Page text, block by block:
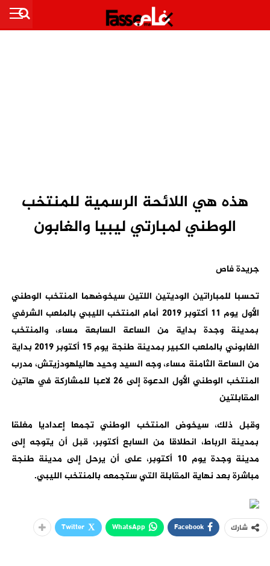
هذه هي اللائحة الرسمية للمنتخب
الوطني لمبارتي ليبيا والغابون
جريدة فاص
تحسبا للمباراتين الوديتين اللتين سيخوضهما المنتخب الوطني
الأول يوم 11 أكتوبر 2019 أمام المنتخب الليبي بالملعب الشرفي
بمدينة وجدة بداية من الساعة السابعة مساء، والمنتخب
الغابوني بالملعب الكبير بمدينة طنجة يوم 15 أكتوبر 2019 بداية
من الساعة الثامنة مساء، وجه السيد وحيد هاليلهودزيتش، مدرب
المنتخب الوطني الأول الدعوة إلى 26 لاعبا للمشاركة في هاتين
المقابلتين
وقبل ذلك، سيخوض المنتخب الوطني تجمعا إعداديا مغلقا
بمدينة الرباط، انطلاقا من السابع أكتوبر، قبل أن يتوجه إلى
مدينة وجدة يوم 10 أكتوبر، على أن يرحل إلى مدينة طنجة
مباشرة بعد نهاية المقابلة التي ستجمعه بالمنتخب الليبي.
شارك Facebook
WhatsApp
Twitter